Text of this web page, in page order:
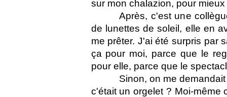
sur mon chalazion, pour
Après, c'est une
de lunettes de soleil, elle en
me prêter. J'ai été surpris par
ça pour moi, parce que le
pour elle, parce que le
Sinon, on me
c'était un orgelet ? Moi-même